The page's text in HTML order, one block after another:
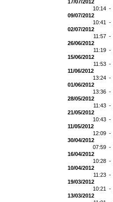
17/07/2012
10:14 -
09/07/2012
10:41 -
02/07/2012
11:57 -
26/06/2012
11:19 -
15/06/2012
11:53 -
11/06/2012
13:24 -
01/06/2012
13:36 -
28/05/2012
11:43 -
21/05/2012
10:43 -
11/05/2012
12:09 -
30/04/2012
07:59 -
16/04/2012
10:28 -
10/04/2012
11:23 -
19/03/2012
10:21 -
13/03/2012